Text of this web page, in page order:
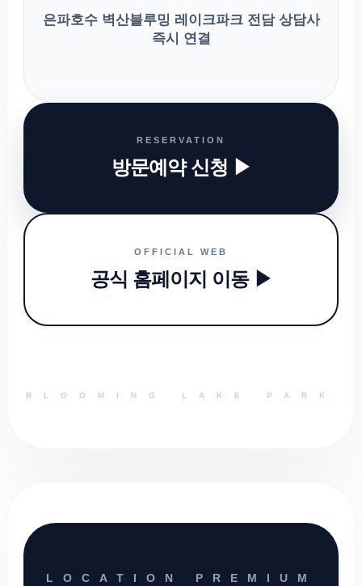
은파호수 벽산블루밍 레이크파크 전담 상담사
즉시 연결
RESERVATION
방문예약 신청 ▶
OFFICIAL WEB
공식 홈페이지 이동 ▶
BLOOMING LAKE PARK
LOCATION PREMIUM